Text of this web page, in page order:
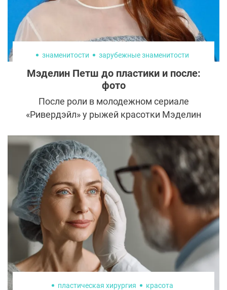
знаменитости зарубежные знаменитости
Мэделин Петш до пластики и после:
фото
После роли в молодежном сериале
«Ривердэйл» у рыжей красотки Мэделин
Фанаты следят за личной жизнью
актрисы, ищут необычные факты
биографии и гадают, делала ли Мэделин
Петш пластику.
пластическая хирургия красота